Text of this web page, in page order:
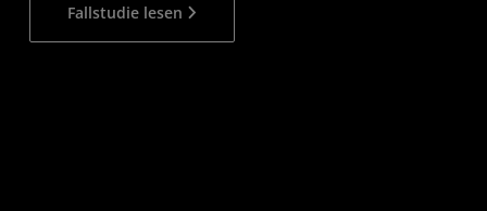
Fallstudie lesen